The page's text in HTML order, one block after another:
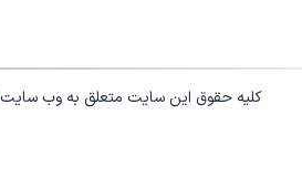
کلیه حقوق این سایت متعلق به وب سایت